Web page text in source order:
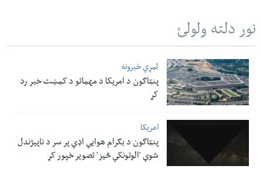
نور دلته ولولئ
لمړي خبرونه
پنټاګون د امریکا د مهماتو د کمښت خبر رد
کړ
امریکا
پنټاګون د بګرام هوایي اډې پر سر د ناپيژندل
شوې 'الوتونکي څيز' تصویر خپور کړ